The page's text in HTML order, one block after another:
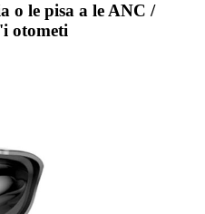
o le pisa a le ANC /
otometi